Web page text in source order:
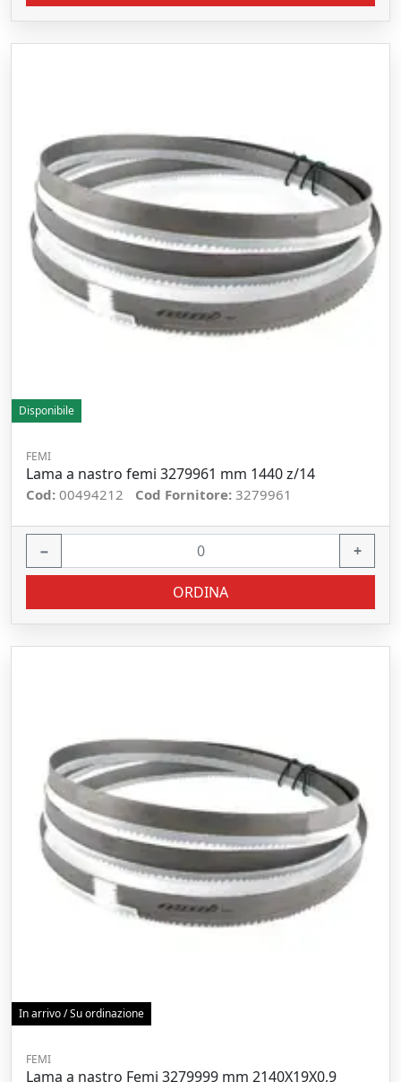
Disponibile
FEMI
Lama a nastro femi 3279961 mm 1440 z/14
Cod: 00494212 Cod Fornitore: 3279961
− +
ORDINA
In arrivo / Su ordinazione
FEMI
Lama a nastro Femi 3279999 mm 2140X19X0,9